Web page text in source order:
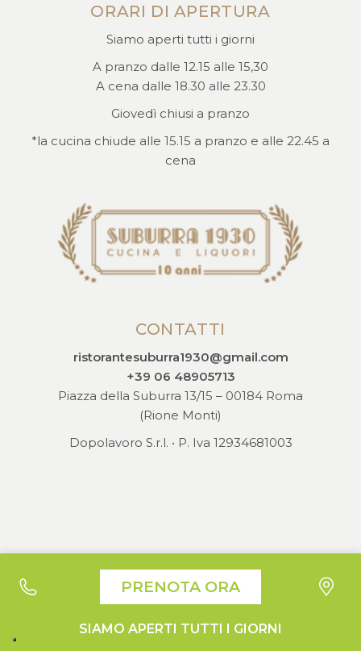
ORARI DI APERTURA
Siamo aperti tutti i giorni
A pranzo dalle 12.15 alle 15,30
A cena dalle 18.30 alle 23.30
Giovedì chiusi a pranzo
*la cucina chiude alle 15.15 a pranzo e alle 22.45 a
cena
CONTATTI
ristorantesuburra1930@gmail.com
+39 06 48905713
Piazza della Suburra 13/15 – 00184 Roma
(Rione Monti)
Dopolavoro S.r.l. • P. Iva 12934681003
Suburra1930 - Liquori e Cucina © 2026 All Right Reserved |
Design by Moon Digital| Privacy Policy| Cookie Policy
PRENOTA ORA
SIAMO APERTI TUTTI I GIORNI
Le tue preferenze relative alla privacy
Informativa sulla raccolta